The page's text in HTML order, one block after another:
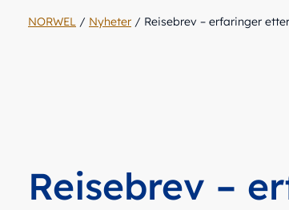
NORWEL / Nyheter / Reisebrev – erfaringer
Reisebrev –